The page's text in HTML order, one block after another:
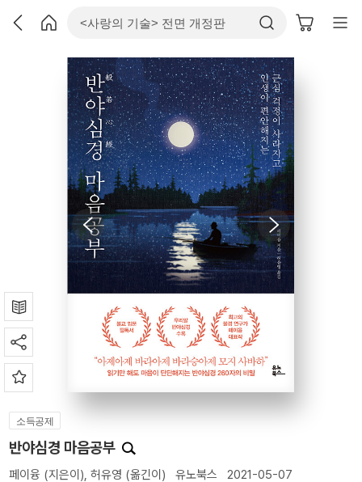
소득공제
반야심경 마음공부
페이융 (지은이), 허유영 (옮긴이) 유노북스 2021-05-07